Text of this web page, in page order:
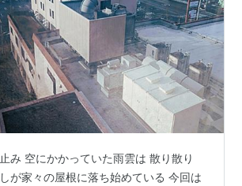
み 空にかかっていた雨雲は 散り散り
が家々の屋根に落ち始めている 今回は